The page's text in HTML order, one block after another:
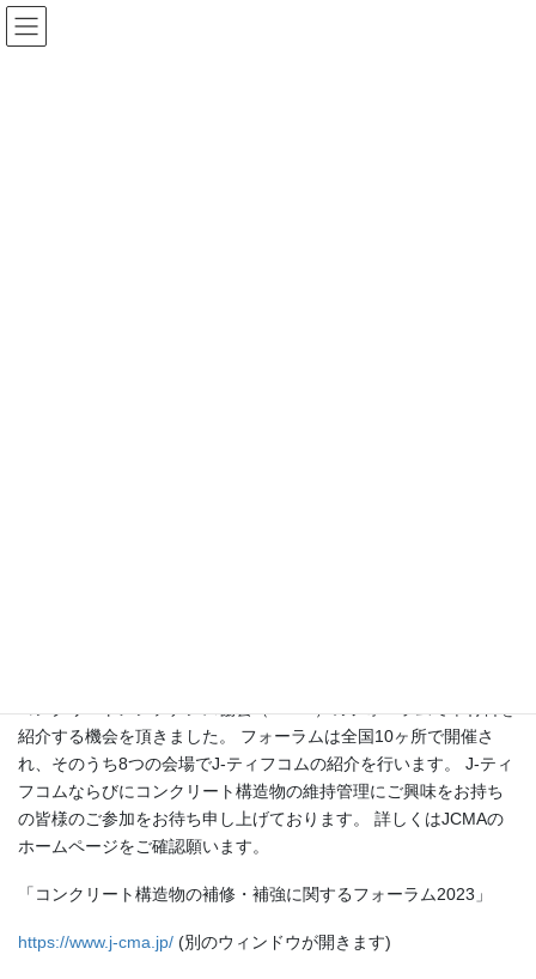
コ
ン
ナ
ビ
コンクリートメンテナンス協会（JCMA）のフォーラムで本材料を
紹介する機会を頂きました。 フォーラムは全国10ヶ所で開催さ
れ、そのうち8つの会場でJ-ティフコムの紹介を行います。 J-ティ
フコムならびにコンクリート構造物の維持管理にご興味をお持ち
の皆様のご参加をお待ち申し上げております。 詳しくはJCMAの
ホームページをご確認願います。
「コンクリート構造物の補修・補強に関するフォーラム2023」
https://www.j-cma.jp/ (別のウィンドウが開きます)